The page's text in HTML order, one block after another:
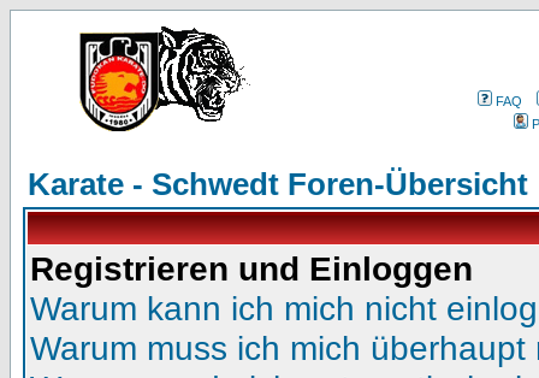
FAQ
Karate - Schwedt Foren-Übersicht
Registrieren und Einloggen
Warum kann ich mich nicht
Warum muss ich mich überhaupt